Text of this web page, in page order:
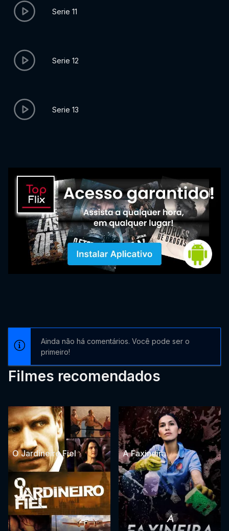
Serie 11
Serie 12
Serie 13
Ainda não há comentários. Você pode ser o
primeiro!
Filmes recomendados
O Jardineiro Fiel A Faxineira